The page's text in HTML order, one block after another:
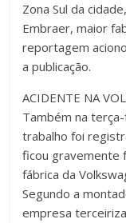
Zona Sul da
Embraer, maior
reportagem
a publicação.
ACIDENTE NA
Também na
trabalho foi
ficou gravemente
fábrica da
Segundo a
empresa